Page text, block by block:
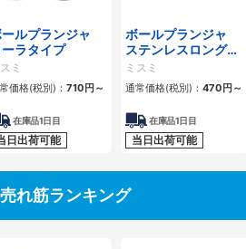
ルプランジャ
ーラタイプ
ミ
価格(税別)： 710円～
在庫品1日目
日出荷可能
ボールプランジャ
ステンレスロングタ
イプ
ミスミ
通常価格(税別)： 470円～
在庫品1日目
当日出荷可能
れ筋ランキング